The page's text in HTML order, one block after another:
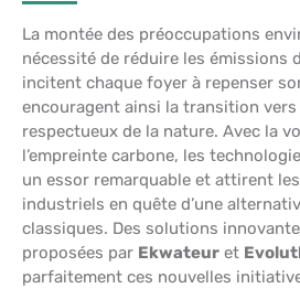
La montée des préoccupations
nécessité de réduire les émissions
incitent chaque foyer à repenser
encouragent ainsi la transition
respectueux de la nature. Avec la
l’empreinte carbone, les
un essor remarquable et attirent
industriels en quête d’une
classiques. Des solutions
proposées par Ekwateur et
parfaitement ces nouvelles